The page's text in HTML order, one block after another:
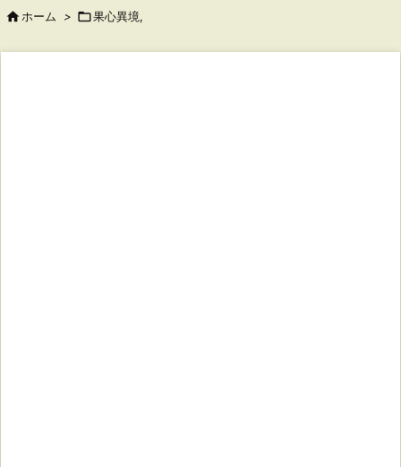
 ホーム > 果心異境,